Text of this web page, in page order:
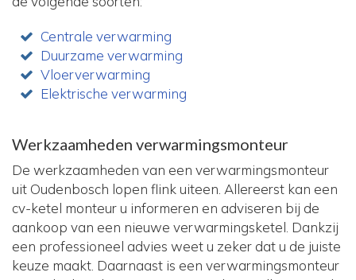
Centrale verwarming
Duurzame verwarming
Vloerverwarming
Elektrische verwarming
Werkzaamheden verwarmingsmonteur
De werkzaamheden van een verwarmingsmonteur
uit Oudenbosch lopen flink uiteen. Allereerst kan een
cv-ketel monteur u informeren en adviseren bij de
aankoop van een nieuwe verwarmingsketel. Dankzij
een professioneel advies weet u zeker dat u de juiste
keuze maakt. Daarnaast is een verwarmingsmonteur